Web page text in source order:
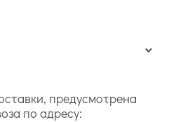
предусмотрена
по адресу: